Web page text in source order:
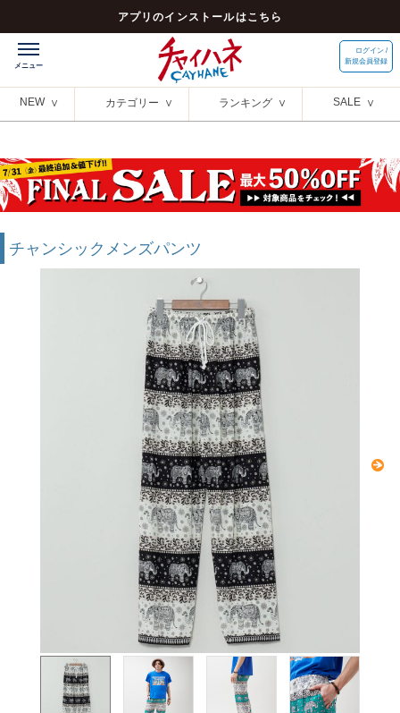
アプリのインストールはこちら
ログイン /
新規会員登録
NEW カテゴリー ランキング SALE
チャンシックメンズパンツ